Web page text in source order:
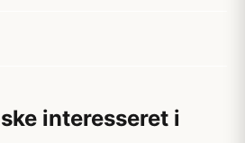
interesseret i